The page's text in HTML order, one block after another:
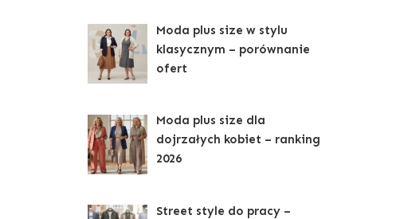
Moda plus size w stylu
klasycznym – porównanie
ofert
Moda plus size dla
dojrzałych kobiet – ranking
2026
Street style do pracy –